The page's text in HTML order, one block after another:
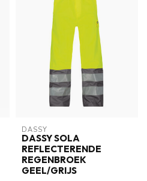
DASSY
DASSY SOLA
REFLECTERENDE
REGENBROEK
GEEL/GRIJS